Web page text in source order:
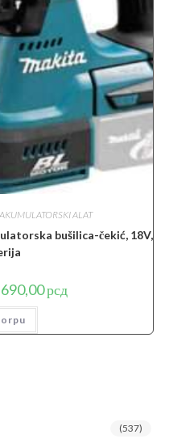
AKUMULATORSKI ALAT
bušilica-čekić, 18V,
рсд.
рсдTrenutna
cena
(537)